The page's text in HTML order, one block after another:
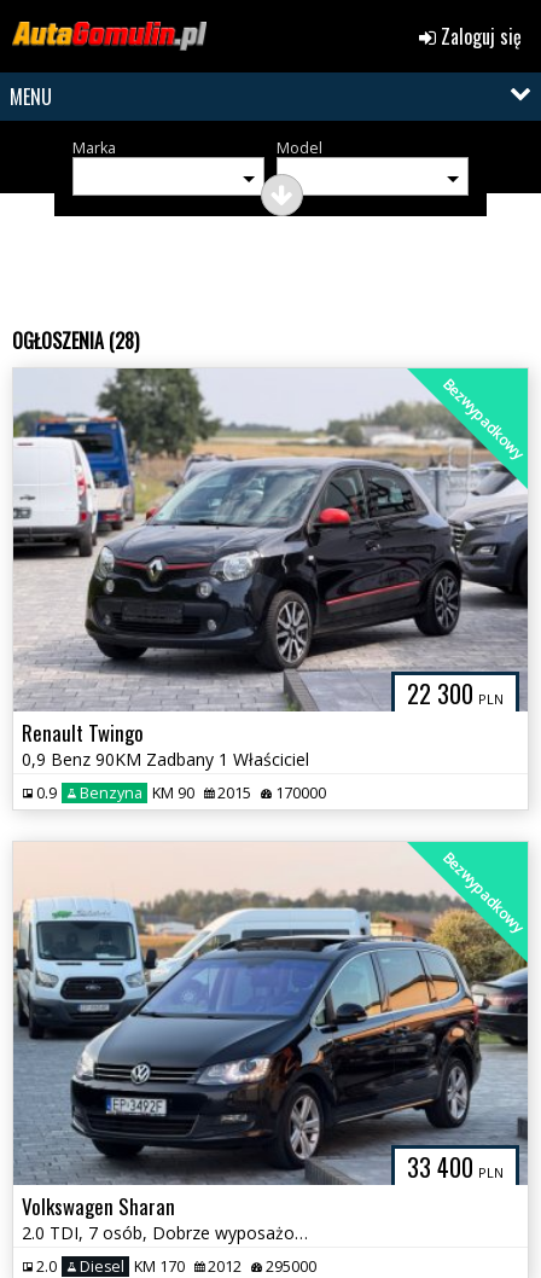
Zaloguj się
MENU
Marka Model
OGŁOSZENIA (28)
22 300 PLN
Bezwypadkowy
Renault Twingo
0,9 Benz 90KM Zadbany 1 Właściciel
0.9 Benzyna KM 90 2015 170000
33 400 PLN
Bezwypadkowy
Volkswagen Sharan
2.0 TDI, 7 osób, Dobrze wyposażony, Zadbany
2.0 Diesel KM 170 2012 295000